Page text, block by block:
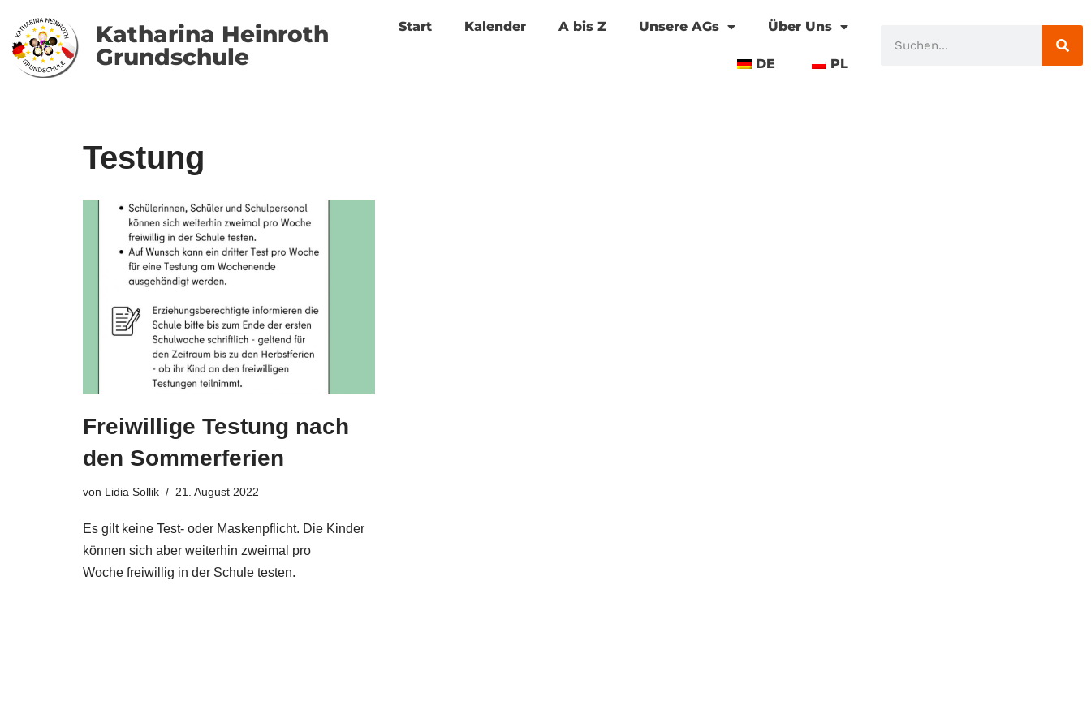
Zum
Inhalt
Katharina Heinroth
Grundschule
Start Kalender A bis Z Unsere AGs Über Uns
DE PL
Testung
Freiwillige Testung nach
den Sommerferien
von Lidia Sollik 21. August 2022
Es gilt keine Test- oder Maskenpflicht. Die Kinder
können sich aber weiterhin zweimal pro
Woche freiwillig in der Schule testen.